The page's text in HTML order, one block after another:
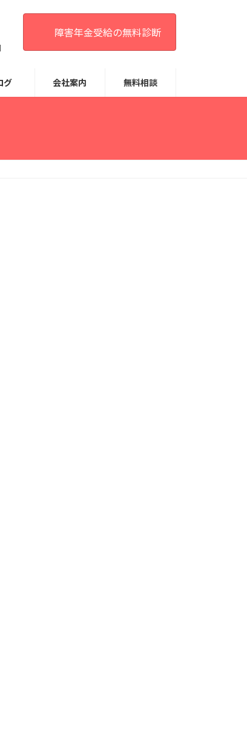
障害年金受給の無料診断
グ 会社案内 無料相談